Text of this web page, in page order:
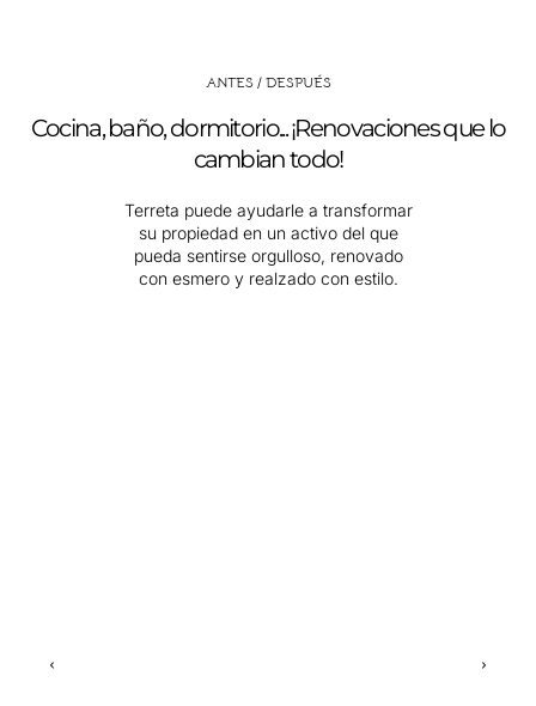
ANTES / DESPUÉS
Cocina, baño, dormitorio... ¡Renovaciones que lo
cambian todo!
Terreta puede ayudarle a transformar
su propiedad en un activo del que
pueda sentirse orgulloso, renovado
con esmero y realzado con estilo.